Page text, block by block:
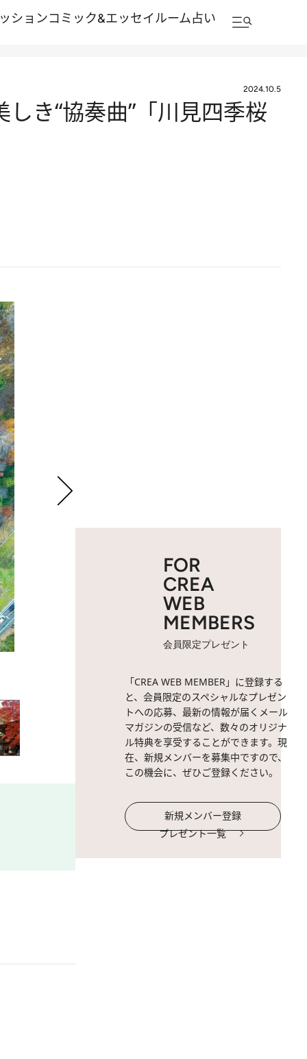
ションコミック&エッセイルーム占い
2024.10.5
き“協奏曲”「川見四季桜
FOR
CREA
WEB
MEMBERS
会員限定プレゼント
「CREA WEB MEMBER」に登録する
と、会員限定のスペシャルなプレゼン
トへの応募、最新の情報が届くメール
マガジンの受信など、数々のオリジナ
ル特典を享受することができます。現
在、新規メンバーを募集中ですので、
この機会に、ぜひご登録ください。
新規メンバー登録
プレゼント一覧